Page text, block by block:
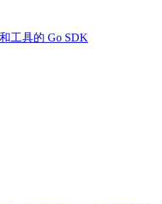
工具的 Go SDK